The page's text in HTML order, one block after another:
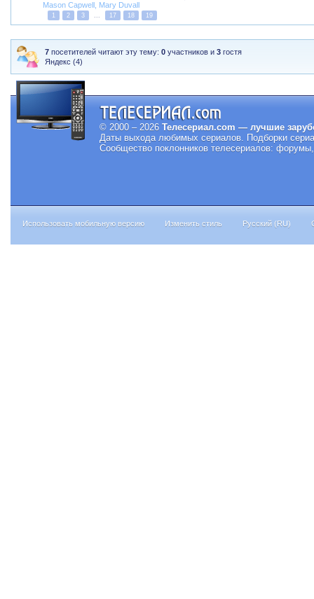
Mason Capwell Mary Duvall
1 2 3 ... 17 18 19
7 посетителей читают эту тему:0 участников и3 гостя
Яндекс (4)
© 2000 – 2026 Телесериал.com — лучшие
Даты выхода любимых сериалов. Подборки
Сообщество поклонников телесериалов:
Использовать мобильную версию Изменить стиль Русский (RU)